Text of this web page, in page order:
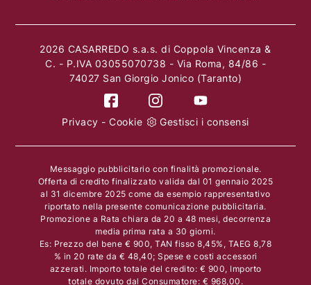
2026 CASARREDO s.a.s. di Coppola Vincenza &
C. - P.IVA 03055070738 - Via Roma, 84/86 -
74027 San Giorgio Jonico (Taranto)
Privacy -Cookie Gestisci i consensi
Messaggio pubblicitario con finalità promozionale.
Offerta di credito finalizzato valida dal 01 gennaio 2025
al 31 dicembre 2025 come da esempio rappresentativo
riportato nella presente comunicazione pubblicitaria.
Promozione a Rata chiara da 20 a 48 mesi, decorrenza
media prima rata a 30 giorni.
Es: Prezzo del bene € 900, TAN fisso 8,45%, TAEG 8,78
% in 20 rate da € 48,40; Spese e costi accessori
azzerati. Importo totale del credito: € 900, Importo
totale dovuto dal Consumatore: € 968,00.